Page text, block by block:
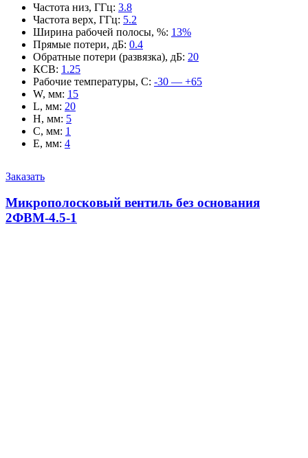
Частота низ, ГГц: 3.8
Частота верх, ГГц: 5.2
Ширина рабочей полосы, %: 13%
Прямые потери, дБ: 0.4
Обратные потери (развязка), дБ: 20
КСВ: 1.25
Рабочие температуры, С: -30 — +65
W, мм: 15
L, мм: 20
H, мм: 5
C, мм: 1
E, мм: 4
Заказать
Микрополосковый вентиль без основания
2ФВМ-4.5-1